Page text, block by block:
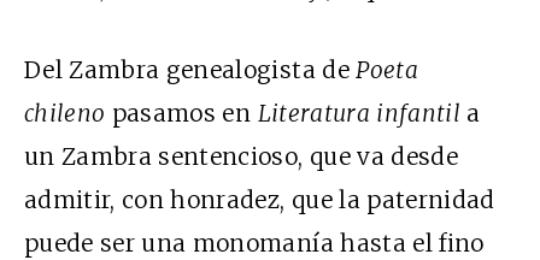
Del Zambra genealogista dePoeta
chileno pasamos en Literatura infantil a
un Zambra sentencioso, que va desde
admitir, con honradez, que la paternidad
puede ser una monomanía hasta el fino